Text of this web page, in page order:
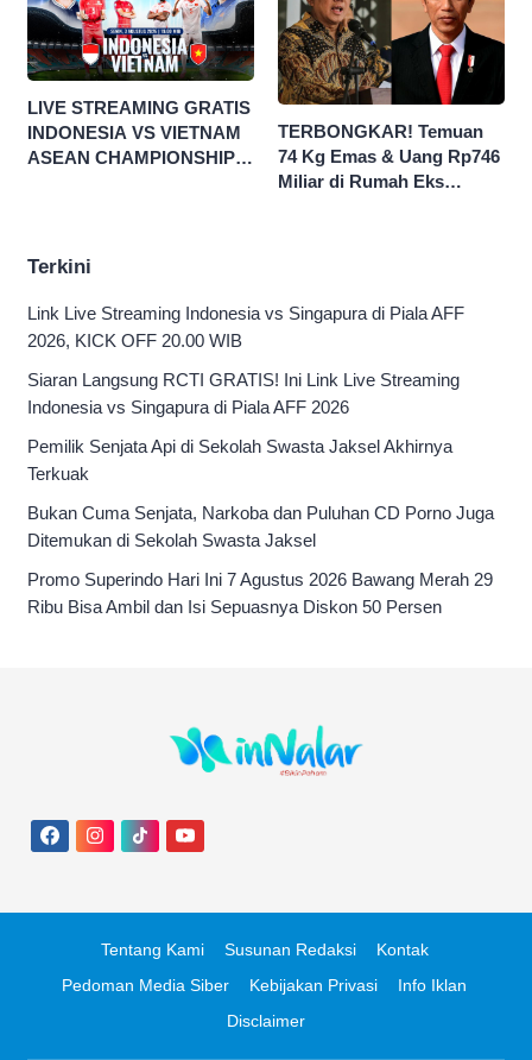
LIVE STREAMING GRATIS
INDONESIA VS VIETNAM
ASEAN CHAMPIONSHIP
TERBONGKAR! Temuan
74 Kg Emas & Uang Rp746
Miliar di Rumah Eks
Terkini
Link Live Streaming Indonesia vs Singapura di Piala AFF
2026, KICK OFF 20.00 WIB
Siaran Langsung RCTI GRATIS! Ini Link Live Streaming
Indonesia vs Singapura di Piala AFF 2026
Pemilik Senjata Api di Sekolah Swasta Jaksel Akhirnya
Terkuak
Bukan Cuma Senjata, Narkoba dan Puluhan CD Porno Juga
Ditemukan di Sekolah Swasta Jaksel
Promo Superindo Hari Ini 7 Agustus 2026 Bawang Merah 29
Ribu Bisa Ambil dan Isi Sepuasnya Diskon 50 Persen
Tentang Kami Susunan Redaksi
Kontak
Pedoman Media Siber
Kebijakan Privasi
Info Iklan
Disclaimer